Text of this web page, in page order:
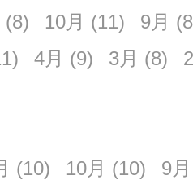
(8) 10月 (11) 9月
4月 (9) 3月 (8)
(10) 10月 (10) 9月